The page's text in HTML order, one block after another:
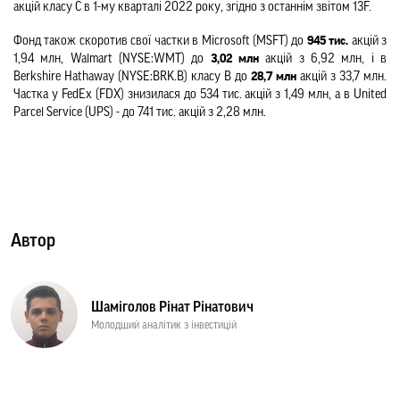
акцій класу С в 1-му кварталі 2022 року, згідно з останнім звітом 13F.
Фонд також скоротив свої частки в Microsoft (MSFT) до 945 тис. акцій з
1,94 млн, Walmart (NYSE:WMT) до 3,02 млн акцій з 6,92 млн, і в
Berkshire Hathaway (NYSE:BRK.B) класу B до 28,7 млн акцій з 33,7 млн.
Частка у FedEx (FDX) знизилася до 534 тис. акцій з 1,49 млн, а в United
Parcel Service (UPS) - до 741 тис. акцій з 2,28 млн.
Автор
Шаміголов Рінат Рінатович
Молодший аналітик з інвестицій